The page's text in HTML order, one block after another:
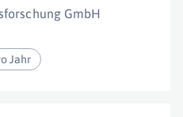
GmbH
Jahr